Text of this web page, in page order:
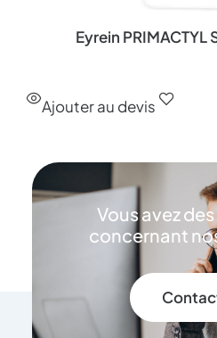
Eyrein PRIMACTYL
Ajouter au devis
Vous avez
concernant